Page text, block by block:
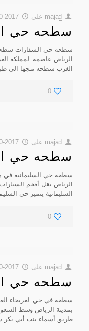
majad على 2017-10-08
سطحه حي
سطحه حي السفارات
الرياض عاصمة المملكة
الغرب سطحه متجها الى
0
majad على 2017-10-08
سطحه حي
سطحه حي السليمانية في
الرياض نقل أفخم
السليمانية يتميز حي
0
majad على 2017-10-07
سطحه حي
سطحه في حي العريجاء
بمدينة الرياض وسط
طريق أسماء بنت أبي